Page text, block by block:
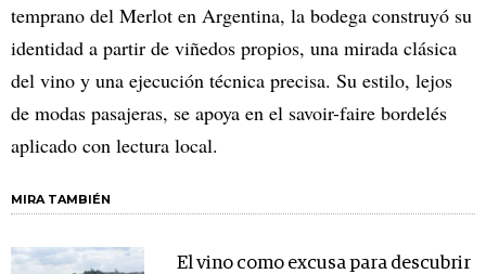
temprano del Merlot en Argentina, la bodega construyó su
identidad a partir de viñedos propios, una mirada clásica
del vino y una ejecución técnica precisa. Su estilo, lejos
de modas pasajeras, se apoya en el savoir-faire bordelés
aplicado con lectura local.
MIRA TAMBIÉN
El vino como excusa para descubrir